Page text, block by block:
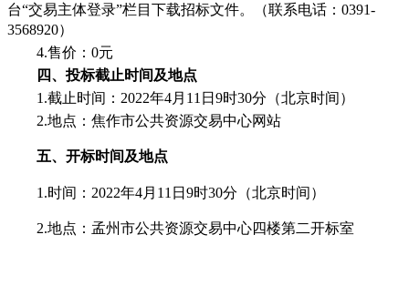
台“交易主体登录”栏目下载招标文件。（联系电话： 0391-
3568920）
4.售价： 0元
四、投标截止时间及地点
1.截止时间：2022年4月11日9时30分 （北京时间 ）
2.地点： 焦作市公共资源交易中心网站
五、开标时间及地点
1.时间：2022年4月11日9时30分 （北京时间 ）
2.地点： 孟州市公共资源交易中心四楼第二开标室